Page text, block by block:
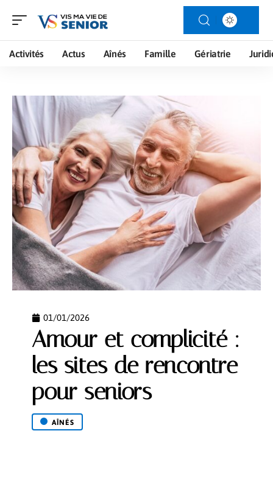
Activités Actus Aînés Famille Gériatrie
01/01/2026
Amour et complicité :
les sites de rencontre
pour seniors
AÎNÉS